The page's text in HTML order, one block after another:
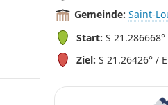
Gemeinde: Saint-
Start: S
Ziel: S 21.26426° /